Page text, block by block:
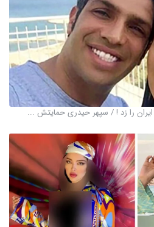
ایران را زد ! / سپهر حیدری حمایتش ...